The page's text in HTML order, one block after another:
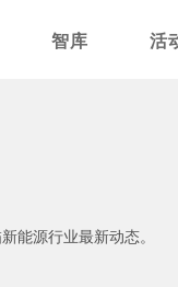
智库 活
能源行业最新动态。